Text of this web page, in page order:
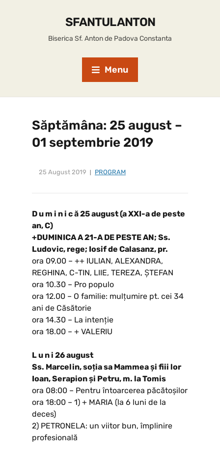
SFANTUL ANTON
Biserica Sf. Anton de Padova Constanta
Menu
Săptămâna: 25 august –
01 septembrie 2019
25 August 2019 PROGRAM
D u m i n i c ă 25 august (a XXI-a de peste
an, C)
+DUMINICA A 21-A DE PESTE AN; Ss.
Ludovic, rege; Iosif de Calasanz, pr.
ora 09.00 – ++ IULIAN, ALEXANDRA,
REGHINA, C-TIN, LIIE, TEREZA, ȘTEFAN
ora 10.30 – Pro populo
ora 12.00 – O familie: mulțumire pt. cei 34
ani de Căsătorie
ora 14.30 – La intenție
ora 18.00 – + VALERIU
L u n i 26 august
Ss. Marcelin, soția sa Mammea și fiii lor
Ioan, Serapion și Petru, m. la Tomis
ora 08:00 – Pentru întoarcerea păcătoșilor
ora 18:00 – 1) + MARIA (la 6 luni de la
deces)
2) PETRONELA: un viitor bun, împlinire
profesională